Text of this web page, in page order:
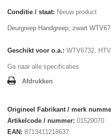
Conditie / staat: Nieuw product
Deurgreep Handgreep, zwart
Geschikt voor o.a.: WTV6732,
Ga naar alle specificaties
Afdrukken
Origineel Fabrikant / merk
Artikelcode / nummer: 01529070
EAN: 8713411218637